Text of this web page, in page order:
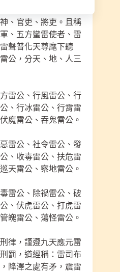
、官吏、將吏。且稱
、五方蠻雷使者、雷
聲普化天尊麾下聽
公，分天、地、人三
雷公、行風雷公、行
、行冰雷公、行霄雷
魔雷公、吞鬼雷公。
雷公、社令雷公、發
、收毒雷公、扶危雷
天雷公、察地雷公。
雷公、除禍雷公、破
、伏虎雷公、打虎雷
魄雷公、蕩怪雷公。
律，謹遵九天應元雷
罰，道經稱：雷司布
降澤之處有矛，震雷